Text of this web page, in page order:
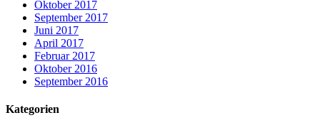
Oktober 2017
September 2017
Juni 2017
April 2017
Februar 2017
Oktober 2016
September 2016
Kategorien